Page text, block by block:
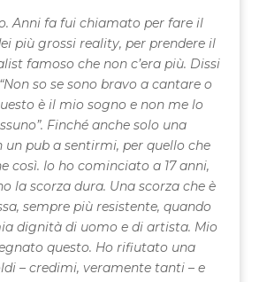
Anni fa fui chiamato per fare il
più grossi reality, per prendere il
famoso che non c’era più. Dissi
so se sono bravo a cantare o
è il mio sogno e non me lo
Finché anche solo una
un pub a sentirmi, per quello che
così. Io ho cominciato a 17 anni,
la scorza dura. Una scorza che è
sempre più resistente, quando
dignità di uomo e di artista. Mio
questo. Ho rifiutato una
– credimi, veramente tanti – e